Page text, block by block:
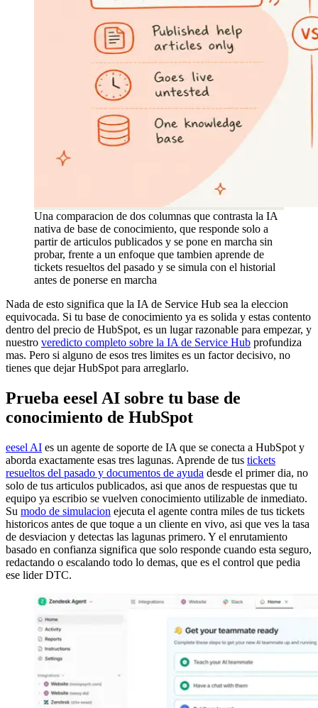
Una comparacion de dos columnas que contrasta la IA
nativa de base de conocimiento, que responde solo a
partir de articulos publicados y se pone en marcha sin
probar, frente a un enfoque que tambien aprende de
tickets resueltos del pasado y se simula con el historial
antes de ponerse en marcha
Nada de esto significa que la IA de Service Hub sea la eleccion
equivocada. Si tu base de conocimiento ya es solida y estas contento
dentro del precio de HubSpot, es un lugar razonable para empezar, y
nuestro veredicto completo sobre la IA de Service Hub profundiza
mas. Pero si alguno de esos tres limites es un factor decisivo, no
tienes que dejar HubSpot para arreglarlo.
Prueba eesel AI sobre tu base de
conocimiento de HubSpot
eesel AI es un agente de soporte de IA que se conecta a HubSpot y
aborda exactamente esas tres lagunas. Aprende de tus tickets
resueltos del pasado y documentos de ayuda desde el primer dia, no
solo de tus articulos publicados, asi que anos de respuestas que tu
equipo ya escribio se vuelven conocimiento utilizable de inmediato.
Su modo de simulacion ejecuta el agente contra miles de tus tickets
historicos antes de que toque a un cliente en vivo, asi que ves la tasa
de desviacion y detectas las lagunas primero. Y el enrutamiento
basado en confianza significa que solo responde cuando esta seguro,
redactando o escalando todo lo demas, que es el control que pedia
ese lider DTC.